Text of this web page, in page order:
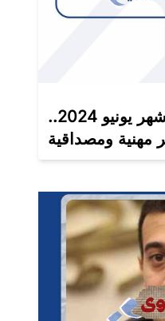
القاهرة 24 أضعف المواقع لشهر يونيو 2024..
مهنية ومصداقية